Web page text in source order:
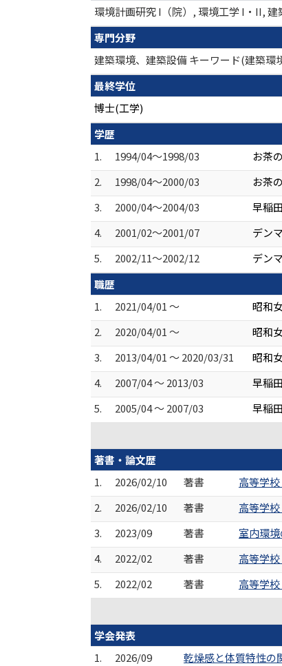
環境計画研究 I（院）, 環境工学 I・II, 建
専門分野
建築環境、建築設備 キーワード(建築環
最終学位
博士(工学)
学歴
1.
1994/04～1998/03
お茶
2.
1998/04～2000/03
お茶
3.
2000/04～2004/03
早稲
4.
2001/02～2001/07
デン
5.
2002/11～2002/12
デン
職歴
1.
2021/04/01 ～
昭和
2.
2020/04/01 ～
昭和
3.
2013/04/01 ～ 2020/03/31
昭和
4.
2007/04 ～ 2013/03
早稲
5.
2005/04 ～ 2007/03
早稲
著書・論文歴
1.
2026/02/10 著書
高等学
2.
2026/02/10 著書
高等学
3.
2023/09 著書
室内環
4.
2022/02 著書
高等学
5.
2022/02 著書
高等学
学会発表
1.
2026/09
乾燥感と体質特性